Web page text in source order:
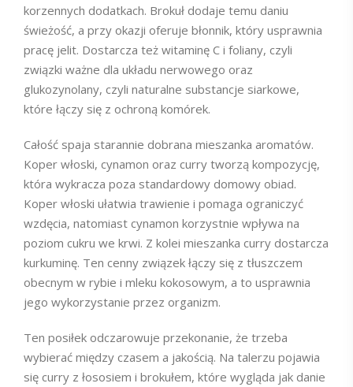
korzennych dodatkach. Brokuł dodaje temu daniu
świeżość, a przy okazji oferuje błonnik, który usprawnia
pracę jelit. Dostarcza też witaminę C i foliany, czyli
związki ważne dla układu nerwowego oraz
glukozynolany, czyli naturalne substancje siarkowe,
które łączy się z ochroną komórek.
Całość spaja starannie dobrana mieszanka aromatów.
Koper włoski, cynamon oraz curry tworzą kompozycję,
która wykracza poza standardowy domowy obiad.
Koper włoski ułatwia trawienie i pomaga ograniczyć
wzdęcia, natomiast cynamon korzystnie wpływa na
poziom cukru we krwi. Z kolei mieszanka curry dostarcza
kurkuminę. Ten cenny związek łączy się z tłuszczem
obecnym w rybie i mleku kokosowym, a to usprawnia
jego wykorzystanie przez organizm.
Ten posiłek odczarowuje przekonanie, że trzeba
wybierać między czasem a jakością. Na talerzu pojawia
się curry z łososiem i brokułem, które wygląda jak danie